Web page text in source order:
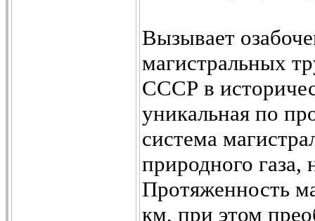
Вызывает
магистральных
СССР в
уникальная по
система
природного газа,
Протяженность
км, при этом